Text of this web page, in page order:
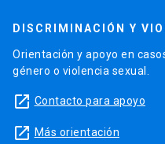
DISCRIMINACIÓN Y
Orientación y apoyo en
género o violencia sexual.
launch Contacto para apoyo
launch Más orientación